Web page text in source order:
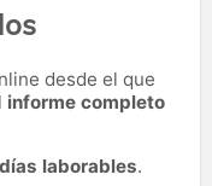
desde el que
informe completo
laborables.